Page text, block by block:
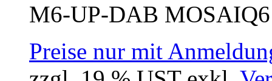
M6-UP-DAB
Preise nur mit